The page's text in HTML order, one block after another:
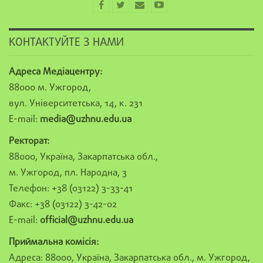
КОНТАКТУЙТЕ З НАМИ
Адреса Медіацентру:
88000 м. Ужгород,
вул. Університетська, 14, к. 231
E-mail: media@uzhnu.edu.ua
Ректорат:
88000, Україна, Закарпатська обл.,
м. Ужгород, пл. Народна, 3
Телефон: +38 (03122) 3-33-41
Факс: +38 (03122) 3-42-02
E-mail: official@uzhnu.edu.ua
Приймальна комісія:
Адреса: 88000, Україна, Закарпатська обл., м. Ужгород,